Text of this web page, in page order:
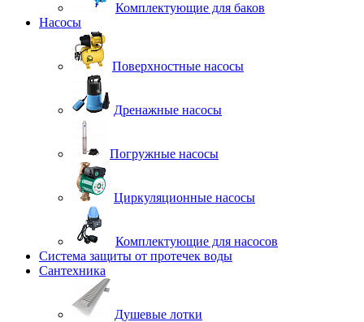
Комплектующие для баков
Насосы
Поверхностные насосы
Дренажные насосы
Погружные насосы
Циркуляционные насосы
Комплектующие для насосов
Система защиты от протечек воды
Сантехника
Душевые лотки